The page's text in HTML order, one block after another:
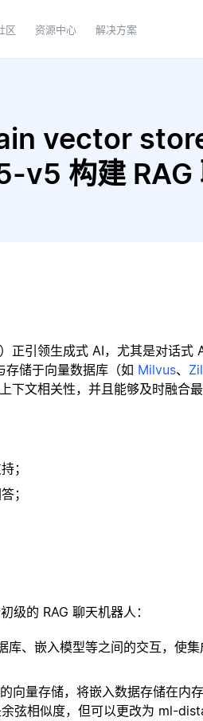
区 资源中心 解决方案
vector
构建 RAG
正引领生成式 AI，尤其是对话式
存储于向量数据库（如 Milvus、
下文相关性，并且能够及时融合
；
；
级的 RAG 聊天机器人：
库、嵌入模型等之间的交互，使集
的向量存储，将嵌入数据存储在内
弦相似度，但可以更改为 ml-